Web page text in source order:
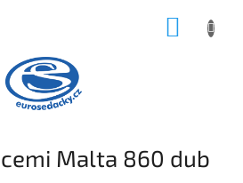
Malta 860 dub